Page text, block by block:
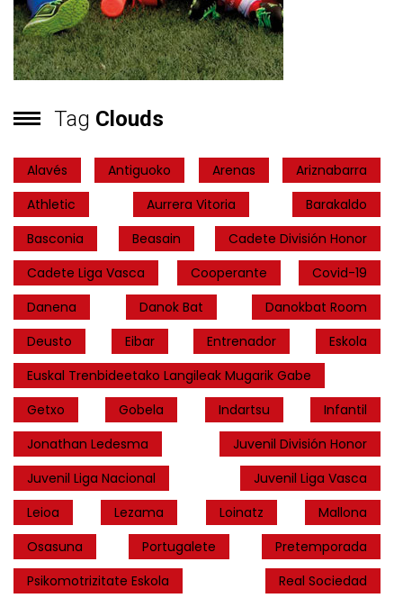
Tag Clouds
Alavés Antiguoko Arenas
Ariznabarra
Athletic
Aurrera Vitoria
Barakaldo
Basconia
Beasain
Cadete División Honor
Cadete Liga Vasca
Cooperante
Covid-19
Danena
Danok Bat
Danokbat Room
Deusto
Eibar Entrenador
Eskola
Euskal Trenbideetako Langileak Mugarik Gabe
Getxo
Gobela Indartsu
Infantil
Jonathan Ledesma
Juvenil División Honor
Juvenil Liga Nacional
Juvenil Liga Vasca
Leioa
Lezama Loinatz
Mallona
Osasuna
Portugalete
Pretemporada
Psikomotrizitate Eskola
Real Sociedad